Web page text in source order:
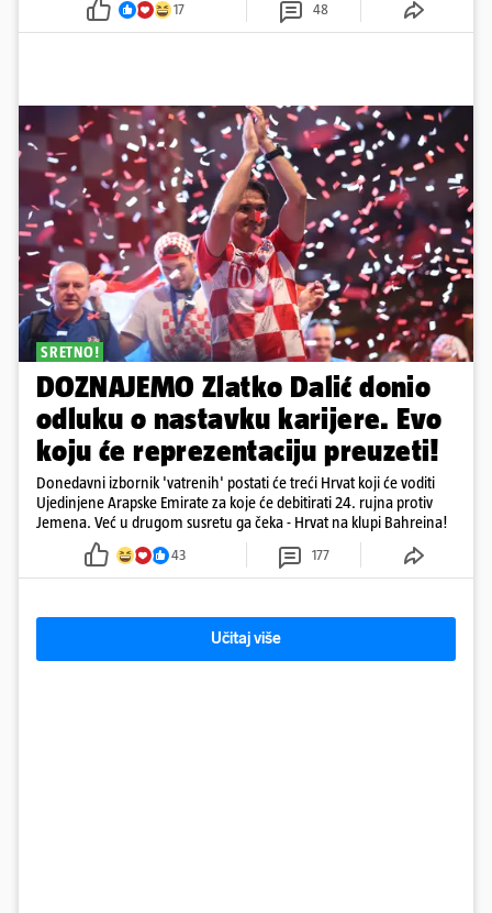
17 48
SRETNO!
DOZNAJEMO Zlatko Dalić donio
odluku o nastavku karijere. Evo
koju će reprezentaciju preuzeti!
Donedavni izbornik 'vatrenih' postati će treći Hrvat koji će voditi
Ujedinjene Arapske Emirate za koje će debitirati 24. rujna protiv
Jemena. Već u drugom susretu ga čeka - Hrvat na klupi Bahreina!
43 177
Učitaj više